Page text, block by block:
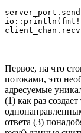
Первое, на что
потоками, это
адресуемые
(1) как раз
ответа (3)